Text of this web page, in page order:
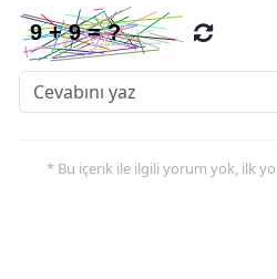
* Bu içerik ile ilgili yorum yok, ilk